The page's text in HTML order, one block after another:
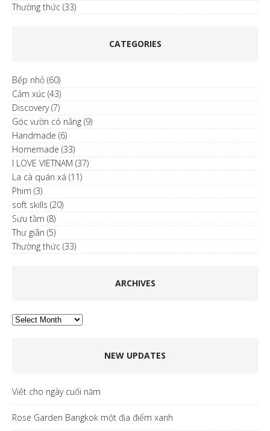
Thường thức (33)
CATEGORIES
Bếp nhỏ (60)
Cảm xúc (43)
Discovery(7)
Góc vườn có nắng (9)
Handmade (6)
Homemade (33)
I LOVE VIETNAM (37)
La cà quán xá (11)
Phim (3)
soft skills (20)
Sưu tầm (8)
Thư giãn (5)
Thường thức (33)
ARCHIVES
Archives
NEW UPDATES
Viết cho ngày cuối năm
Rose Garden Bangkok một địa điểm xanh